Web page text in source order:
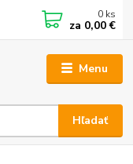
Menu
Hľadať
0 ks
za 0,00 €